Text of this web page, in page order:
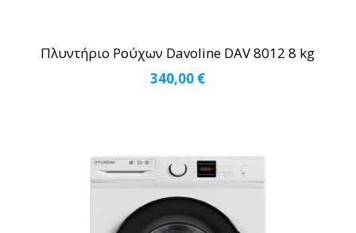
Πλυντήριο Ρούχων Davoline DAV 8012 8 kg
340,00 €